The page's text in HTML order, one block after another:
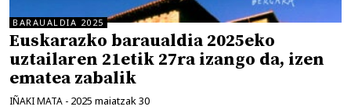
BARAUALDIA 2025
Euskarazko baraualdia 2025eko
uztailaren 21etik 27ra izango da, izen
ematea zabalik
IÑAKI MATA - 2025 maiatzak 30